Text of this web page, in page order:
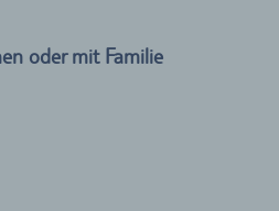
oder mit Familie